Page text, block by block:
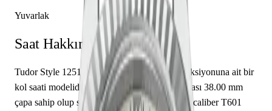
Yuvarlak
Saat Hakkında
Tudor Style 12510-0021, markanın Style koleksiyonuna ait bir
kol saati modelidir. Saatin paslanmaz çelik kasası 38.00 mm
çapa sahip olup safir cam kullanılmıştır. Tudor caliber T601